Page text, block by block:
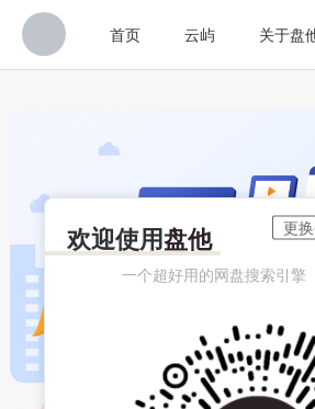
首页 云屿 关于盘
欢迎使用盘他
一个超好用的网盘搜索引擎